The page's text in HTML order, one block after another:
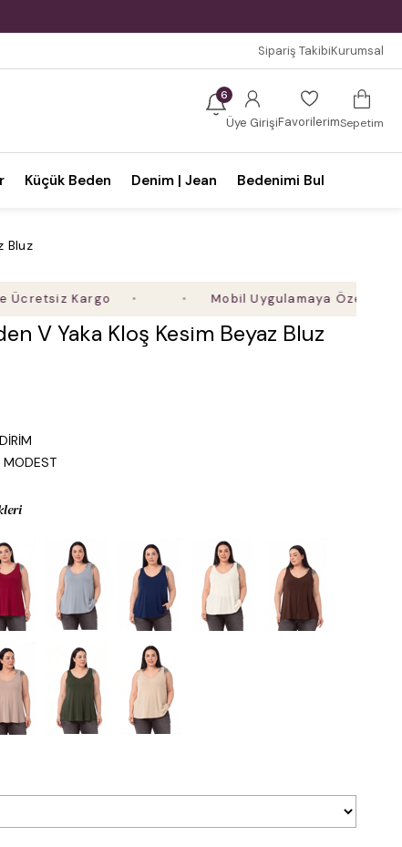
Sipariş TakibiKurumsal
6
Üye GirişiFavorilerimSepetim
Küçük Beden Denim | Jean Bedenimi Bul
Bluz
Kargo Mobil Uygulamaya Özel Ek %5 İndirim
V Yaka Kloş Kesim Beyaz Bluz
MODEST